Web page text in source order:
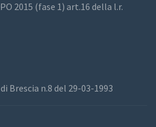
2015 (fase 1) art.16 della l.r.
Brescia n.8 del 29-03-1993